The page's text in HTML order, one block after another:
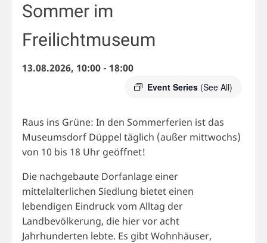
Sommer im
Freilichtmuseum
13.08.2026, 10:00- 18:00
Event Series (See All)
Raus ins Grüne: In den Sommerferien ist das
Museumsdorf Düppel täglich (außer mittwochs)
von 10 bis 18 Uhr geöffnet!
Die nachgebaute Dorfanlage einer
mittelalterlichen Siedlung bietet einen
lebendigen Eindruck vom Alltag der
Landbevölkerung, die hier vor acht
Jahrhunderten lebte. Es gibt Wohnhäuser,